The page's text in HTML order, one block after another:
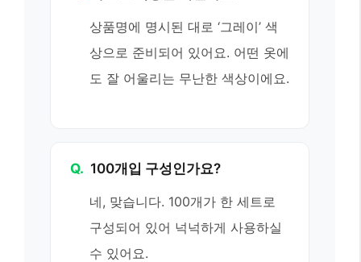
상품명에 명시된 대로 ‘그레이’ 색
상으로 준비되어 있어요. 어떤 옷에
도 잘 어울리는 무난한 색상이에요.
Q. 100개입 구성인가요?
네, 맞습니다. 100개가 한 세트로
구성되어 있어 넉넉하게 사용하실
수 있어요.